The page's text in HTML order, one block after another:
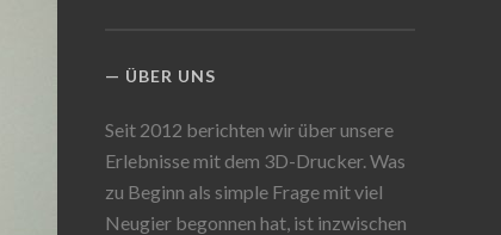
ÜBER UNS
Seit 2012 berichten wir über unsere
Erlebnisse mit dem 3D-Drucker. Was
zu Beginn als simple Frage mit viel
Neugier begonnen hat, ist inzwischen